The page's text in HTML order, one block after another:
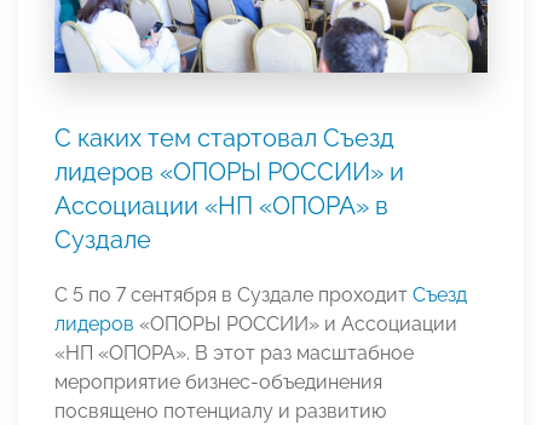
С каких тем стартовал Съезд
лидеров «ОПОРЫ РОССИИ» и
Ассоциации «НП «ОПОРА» в
Суздале
С 5 по 7 сентября в Суздале проходит Съезд
лидеров «ОПОРЫ РОССИИ» и Ассоциации
«НП «ОПОРА». В этот раз масштабное
мероприятие бизнес-объединения
посвящено потенциалу и развитию